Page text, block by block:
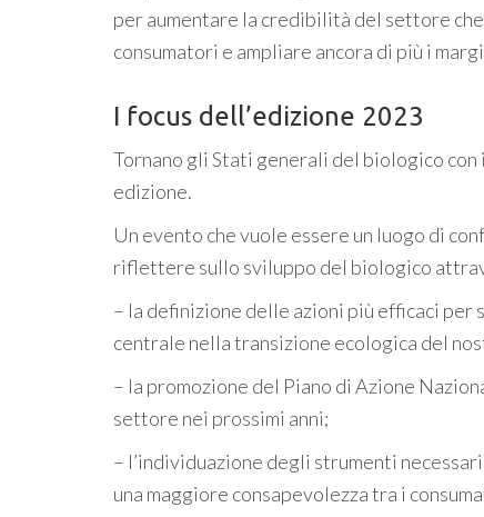
per aumentare la credibilità del settore
consumatori e ampliare ancora di più i
I focus dell’edizione 2023
Tornano gli Stati generali del biologico con
edizione.
Un evento che vuole essere un luogo di
riflettere sullo sviluppo del biologico
– la definizione delle azioni più efficaci
centrale nella transizione ecologica del
– la promozione del Piano di Azione
settore nei prossimi anni;
– l’individuazione degli strumenti
una maggiore consapevolezza tra i